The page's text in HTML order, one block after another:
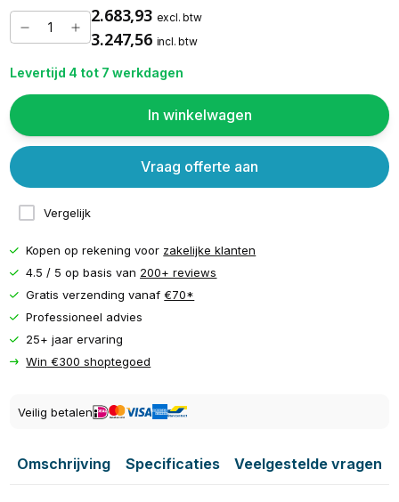
2.683,93 excl. btw
3.247,56 incl. btw
Levertijd 4 tot 7 werkdagen
In winkelwagen
Vergelijk
Vraag offerte aan
Kopen op rekening voor zakelijke klanten
4.5 / 5 op basis van 200+ reviews
Gratis verzending vanaf€70*
Professioneel advies
25+ jaar ervaring
Win €300 shoptegoed
Veilig betalen
Omschrijving Specificaties Veelgestelde vragen